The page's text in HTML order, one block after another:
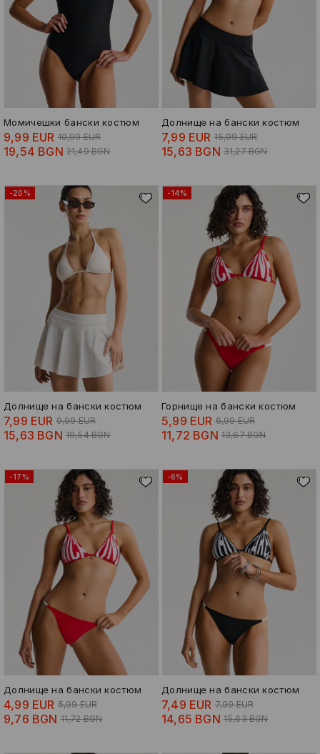
Момичешки бански костюм
9,99 EUR 10,99 EUR
19,54 BGN 21,49 BGN
Долнище на бански костюм
7,99 EUR 15,99 EUR
15,63 BGN 31,27 BGN
-20%
Долнище на бански костюм
7,99 EUR 9,99 EUR
15,63 BGN 19,54 BGN
-14%
Горнище на бански костюм
5,99 EUR 6,99 EUR
11,72 BGN 13,67 BGN
-17%
Долнище на бански костюм
4,99 EUR 5,99 EUR
9,76 BGN 11,72 BGN
-6%
Долнище на бански костюм
7,49 EUR 7,99 EUR
14,65 BGN 15,63 BGN